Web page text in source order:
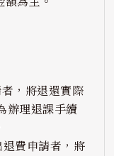
，將退還實際
辦理退課手續
費申請者，將